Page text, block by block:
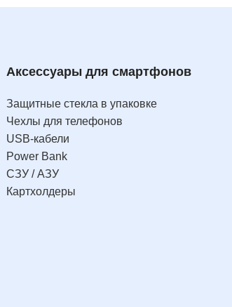
Аксессуары для смартфонов
Защитные стекла в упаковке
Чехлы для телефонов
USB-кабели
Power Bank
СЗУ / АЗУ
Картхолдеры